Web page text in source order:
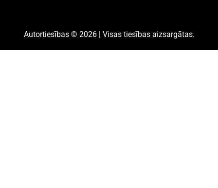
Autortiesības © 2026 | Visas tiesības aizsargātas.